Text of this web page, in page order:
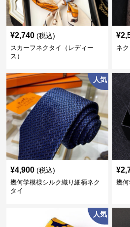
¥2,740 (税込)
スカーフネクタイ（レディー
ス）
¥
ネ
人気
¥4,900 (税込)
幾何学模様シルク織り細柄ネク
タイ
¥
幾
人気